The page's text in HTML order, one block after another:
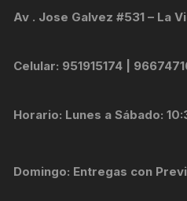
Av . Jose Galvez #531 – La
Celular: 951915174 |
Horario: Lunes a Sábado:
Domingo: Entregas con